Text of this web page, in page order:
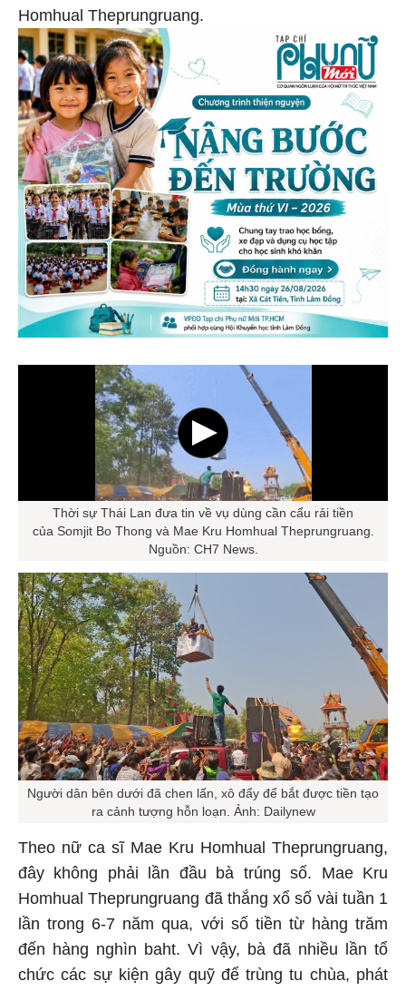
Homhual Theprungruang.
Thời sự Thái Lan đưa tin về vụ dùng cần cẩu rải tiền
của Somjit Bo Thong và Mae Kru Homhual Theprungruang.
Nguồn: CH7 News.
Người dân bên dưới đã chen lấn, xô đẩy để bắt được tiền tạo
ra cảnh tượng hỗn loạn. Ảnh: Dailynew
Theo nữ ca sĩ Mae Kru Homhual Theprungruang,
đây không phải lần đầu bà trúng số. Mae Kru
Homhual Theprungruang đã thắng xổ số vài tuần 1
lần trong 6-7 năm qua, với số tiền từ hàng trăm
đến hàng nghìn baht. Vì vậy, bà đã nhiều lần tổ
chức các sự kiện gây quỹ để trùng tu chùa, phát